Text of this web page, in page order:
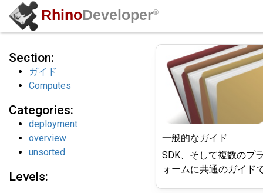
RhinoDeveloper®
ガイド
サンプル
コミュニティ
Section:
ガイド
Computes
Categories:
deployment
overview
unsorted
Levels:
一般的なガイド
SDK、そして複数のプ
ォームに共通のガイド